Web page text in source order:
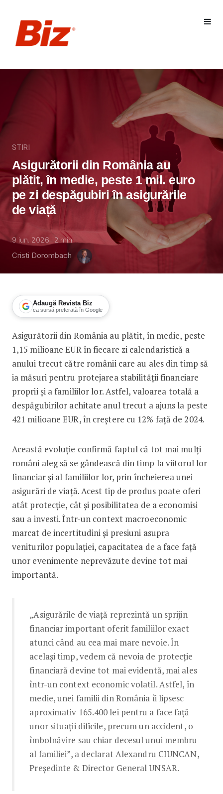
STIRI
Asigurătorii din România au
plătit, în medie, peste 1 mil. euro
pe zi despăgubiri în asigurările
de viață
9 iun. 2026 2min
Cristi Dorombach
Adaugă Revista Biz
ca sursă preferată în Google
Asigurătorii din România au plătit, în
Asigurătorii din România au plătit, în medie, peste
1,15 milioane EUR în fiecare zi calendaristică a
anului trecut către românii care au ales din timp să
ia măsuri pentru protejarea stabilității financiare
proprii și a familiilor lor. Astfel, valoarea totală a
despăgubirilor achitate anul trecut a ajuns la peste
421 milioane EUR, în creștere cu 12% față de 2024.
Această evoluție confirmă faptul că tot mai mulți
români aleg să se gândească din timp la viitorul lor
financiar și al familiilor lor, prin încheierea unei
asigurări de viață. Acest tip de produs poate oferi
atât protecție, cât și posibilitatea de a economisi
sau a investi. Într-un context macroeconomic
marcat de incertitudini și presiuni asupra
veniturilor populației, capacitatea de a face față
unor evenimente neprevăzute devine tot mai
importantă.
„Asigurările de viață reprezintă un sprijin
financiar important oferit familiilor exact
atunci când au cea mai mare nevoie. În
același timp, vedem că nevoia de protecție
financiară devine tot mai evidentă, mai ales
într-un context economic volatil. Astfel, în
medie, unei familii din România îi lipsesc
aproximativ 165.400 lei pentru a face față
unor situații dificile, precum un accident, o
îmbolnăvire sau chiar decesul unui membru
al familiei”, a declarat Alexandru CIUNCAN,
Președinte & Director General UNSAR.